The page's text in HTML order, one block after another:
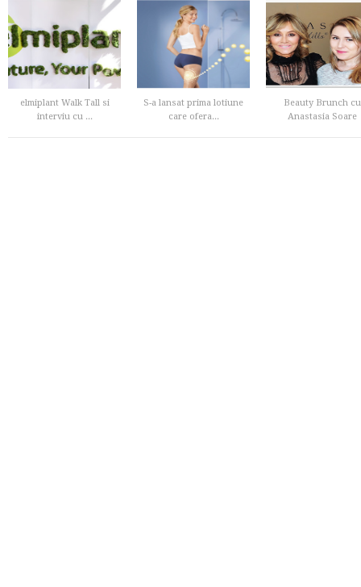
elmiplant Walk Tall si
interviu cu ...
S-a lansat prima lotiune
care ofera...
Beauty Brunch cu
Anastasia Soare